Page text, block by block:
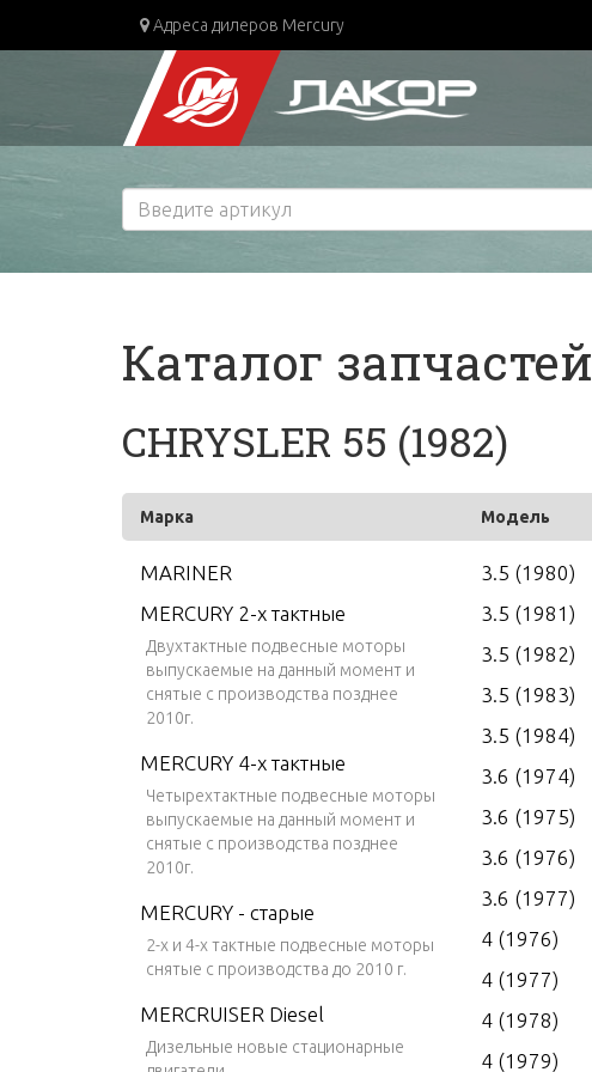
Адреса дилеров Mercury
Каталог запчастей
CHRYSLER 55 (1982)
Марка Модель
MARINER
MERCURY 2-х тактные
Двухтактные подвесные моторы
выпускаемые на данный момент и
снятые с производства позднее
2010г.
MERCURY 4-х тактные
Четырехтактные подвесные моторы
выпускаемые на данный момент и
снятые с производства позднее
2010г.
MERCURY - старые
2-х и 4-х тактные подвесные моторы
снятые с производства до 2010 г.
MERCRUISER Diesel
Дизельные новые стационарные
3.5 (1980)
3.5 (1981)
3.5 (1982)
3.5 (1983)
3.5 (1984)
3.6 (1974)
3.6 (1975)
3.6 (1976)
3.6 (1977)
4 (1976)
4 (1977)
4 (1978)
4 (1979)